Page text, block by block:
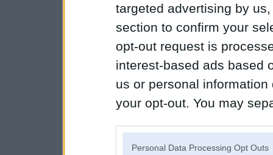
targeted advertising by
section to confirm your
opt-out request is
interest-based ads based
us or personal
your opt-out. You may
Personal Data Processing Opt Outs